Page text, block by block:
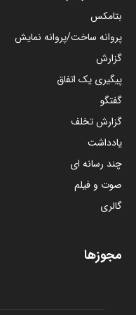
بتامکس
پروانه ساخت/پروانه نمایش
گزارش
پیگیری یک اتفاق
گفتگو
گزارش تخلف
یادداشت
چند رسانه ای
صوت و فیلم
گالری
مجوزها